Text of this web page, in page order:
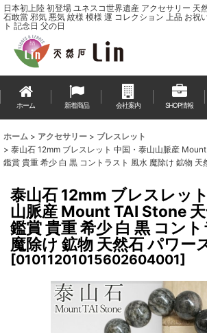
日本初上陸 初登場 ユネスコ世界遺産 アクセサリー 天
石敢當 邪気 悪気 紋様 模様 運 コレクション 上品 お祝
ト 記念日 父の日
ホーム 新着商品 会社案内 SHOP情報
ホーム > アクセサリー > ブレスレット
> 泰山石 12mm ブレスレット 中国・泰山山脈産
鑑賞 貴重 希少 白 黒 コントラスト 風水 魔除け 鉱物 天
泰山石 12mm ブレスレッ
山脈産 Mount TAI Stone
鑑賞 貴重 希少 白 黒 コン
魔除け 鉱物 天然石 パワー
[01011201015602604001]